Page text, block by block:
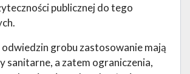
publicznej do tego
grobu zastosowanie mają
sanitarne, a zatem ograniczenia,